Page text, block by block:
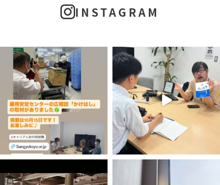
INSTAGRAM